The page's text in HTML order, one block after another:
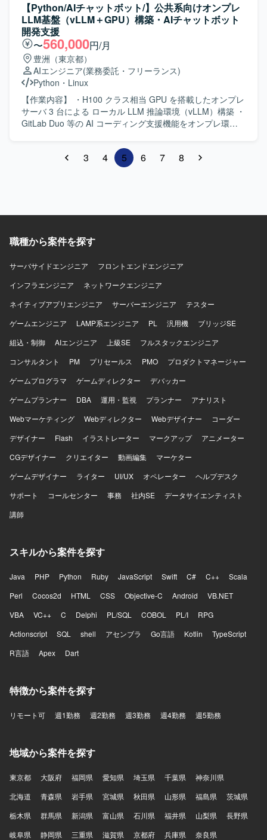
【Python/AIチャットボット/】公共系向けオンプレ
LLM基盤（vLLM＋GPU）構築・AIチャットボット
開発支援
〜560,000円/月
豊洲（東京都）
AIエンジニア(業務委託・フリーランス)
Python ・ Linux
【作業内容】 ・H100 クラス相当 GPU を搭載したオンプレ
サーバ 3 台による ローカル LLM 推論環境（vLLM）構築 ・
GitLab Duo 等の AI コーディング支援機能をオンプレ環境
における プロンプトエンジニアリング中心の事前検証 ・将
来的な RAG 構築／ファインチューニング の検討・実装 ・
LLM 活用による AI チャットボットの開発支援（会話設計・
3 4 5 6 7 8
職種から案件を探す
サーバサイドエンジニア
フロントエンドエンジニア
インフラエンジニア
ネットワークエンジニア
ネイティブアプリエンジニア
サーバーエンジニア
テスター
ゲームエンジニア
LAMP系エンジニア PL 汎用機
ブリッジSE
組込・制御
AIエンジニア 上級SE
フルスタックエンジニア
コンサルタント
PM プリセールス PMO
プロダクトマネージャー
ゲームプログラマ
ゲームディレクター
デバッカー
ゲームプランナー
DBA 運用・監視 プランナー
アナリスト
Webマーケティング
Webディレクター Webデザイナー
コーダー
デザイナー
Flash イラストレーター マークアップ
アニメーター
CGデザイナー
クリエイター 動画編集
マーケター
ゲームデザイナー
ライター UI/UX オペレーター
ヘルプデスク
サポート
コールセンター 事務 社内SE
データサイエンティスト
講師
スキルから案件を探す
Java PHP Python Ruby JavaScript Swift C# C++
Scala
Perl
Cocos2d HTML CSS Objective-C Android
VB.NET
VBA
VC++ C Delphi PL/SQL COBOL PL/I
RPG
Actionscript
SQL shell アセンブラ Go言語 Kotlin
TypeScript
R言語
Apex Dart
特徴から案件を探す
リモート可 週1勤務 週2勤務 週3勤務 週4勤務 週5勤務
地域から案件を探す
東京都 大阪府 福岡県 愛知県 埼玉県 千葉県
神奈川県
北海道
青森県 岩手県 宮城県 秋田県 山形県 福島県
茨城県
栃木県
群馬県 新潟県 富山県 石川県 福井県 山梨県
長野県
岐阜県
静岡県 三重県 滋賀県 京都府 兵庫県 奈良県